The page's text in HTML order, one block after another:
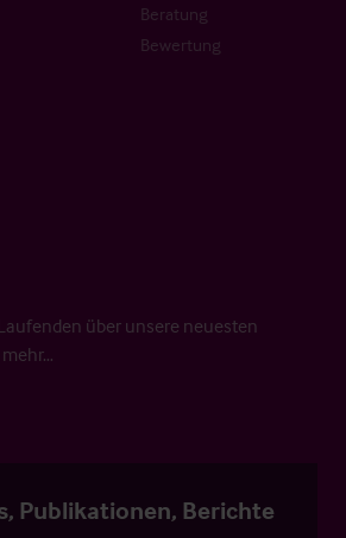
Beratung
Bewertung
über unsere neuesten
Publikationen, Berichte